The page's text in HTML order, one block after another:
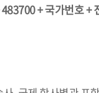
+ 국가번호 +